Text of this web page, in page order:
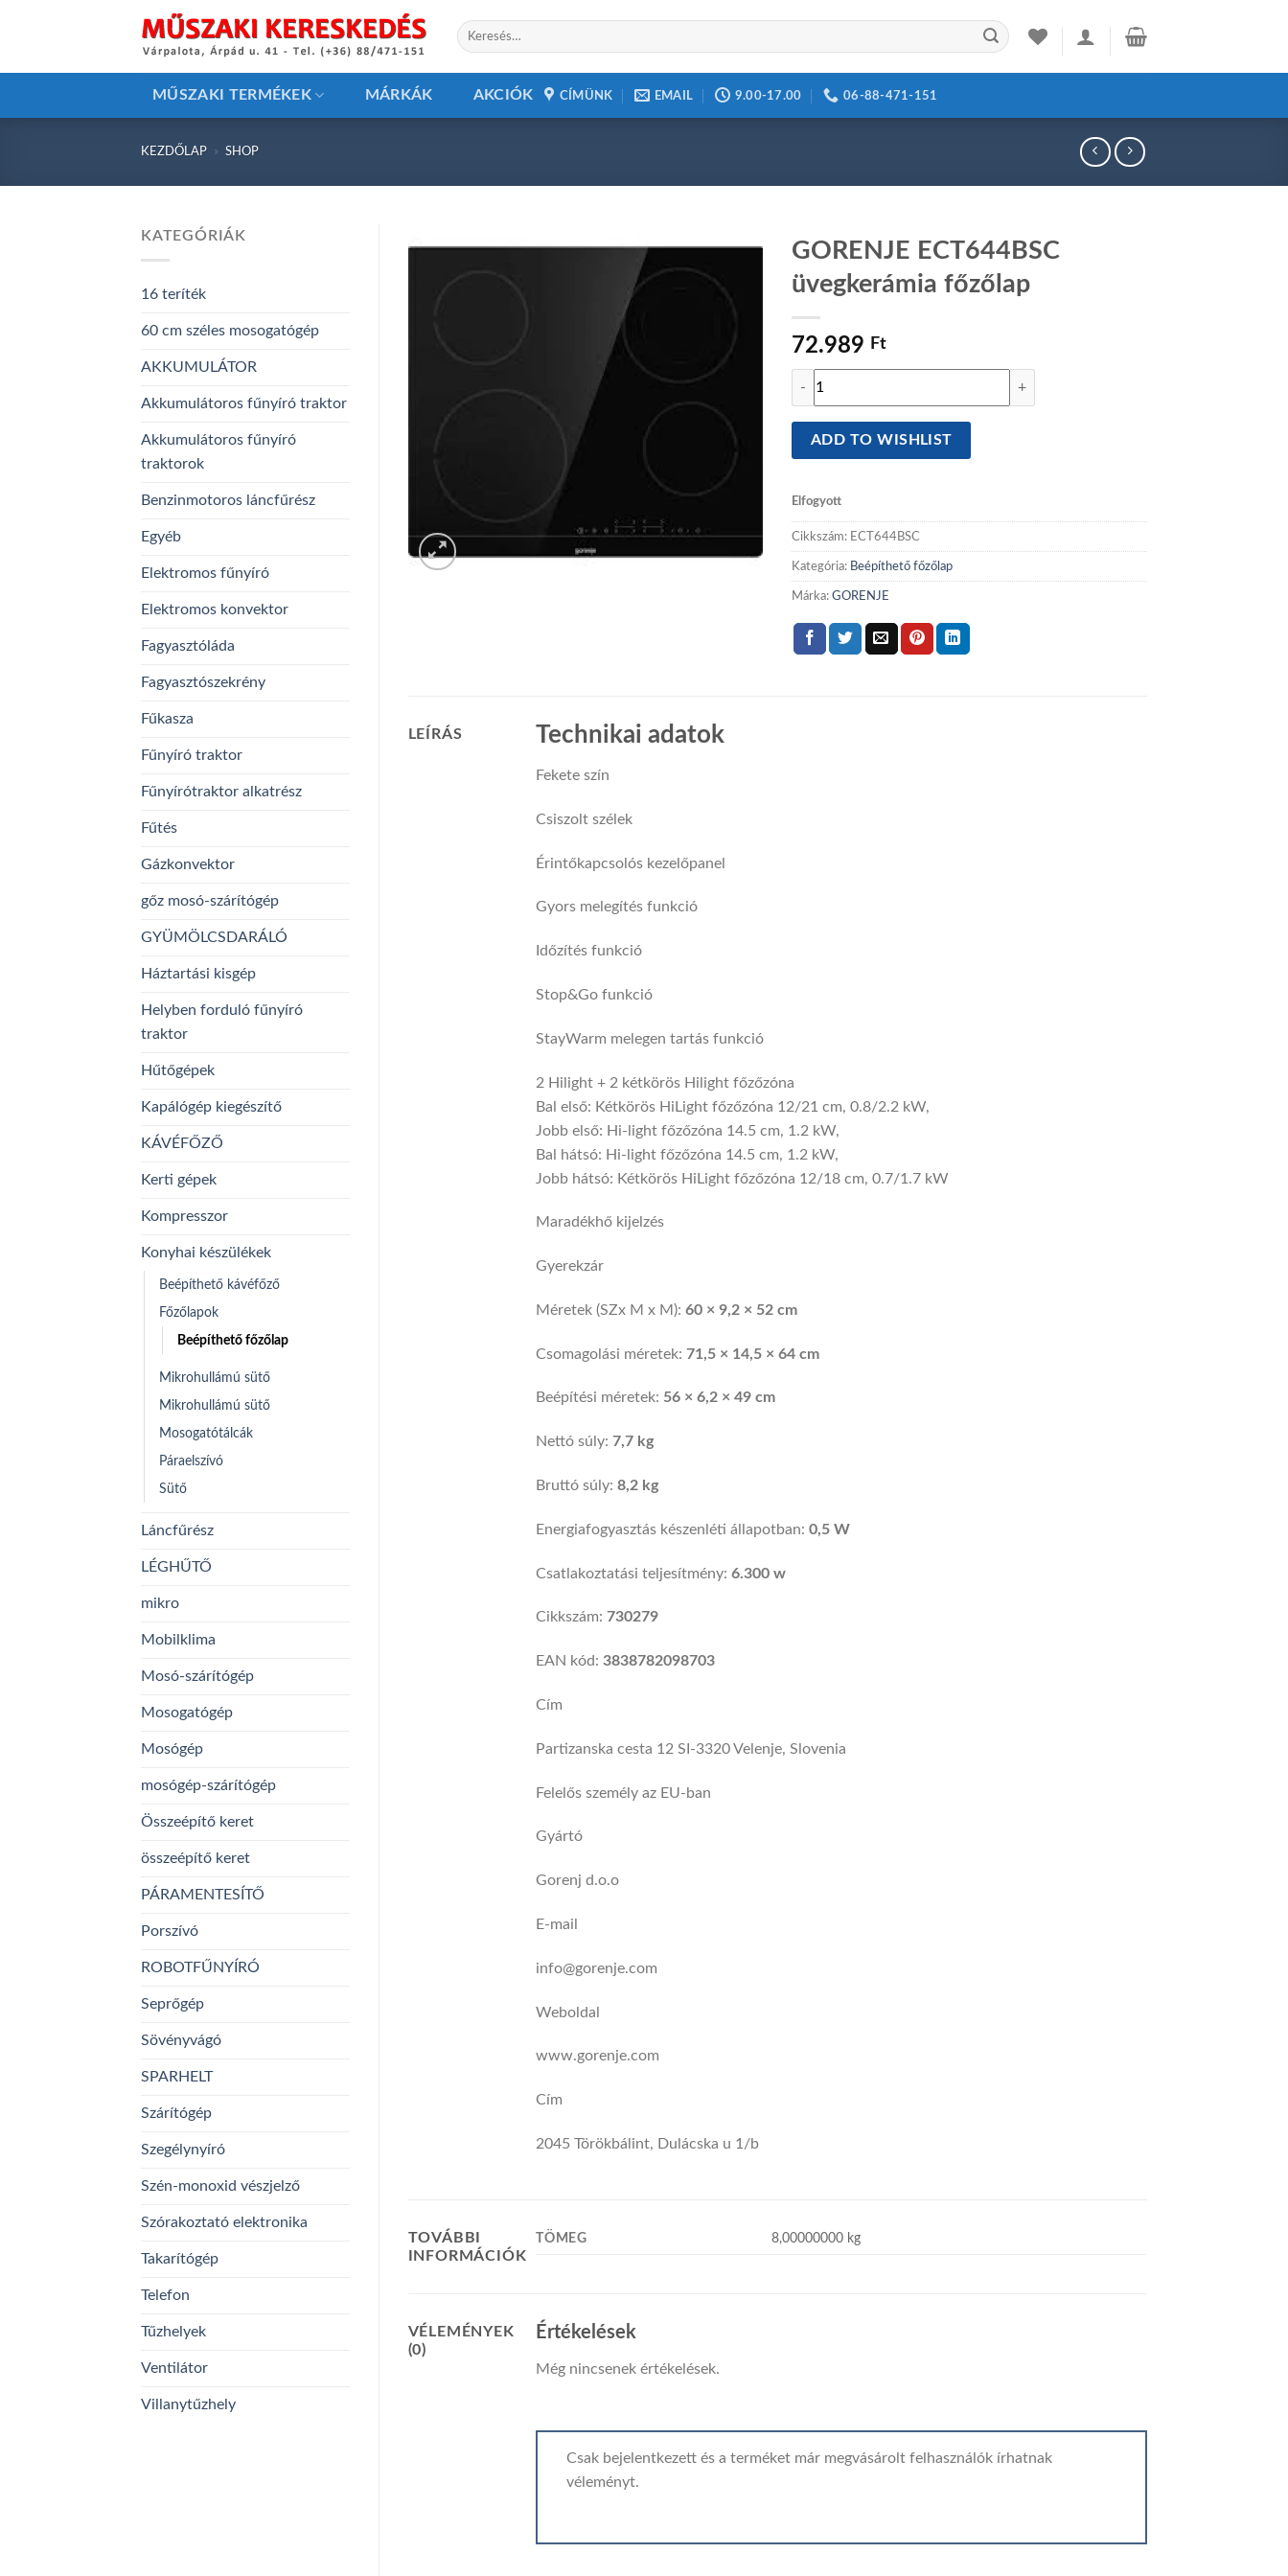
Keresés
a
MŰSZAKI TERMÉKEK MÁRKÁK AKCIÓK CÍMÜNK EMAIL 9.00-17.00 06-88-471-151
KEZDŐLAP » SHOP
KATEGÓRIÁK
16 teríték
60 cm széles mosogatógép
AKKUMULÁTOR
Akkumulátoros fűnyíró traktor
Akkumulátoros fűnyíró
traktorok
Benzinmotoros láncfűrész
Egyéb
Elektromos fűnyíró
Elektromos konvektor
Fagyasztóláda
Fagyasztószekrény
Fűkasza
Fűnyíró traktor
Fűnyírótraktor alkatrész
Fűtés
Gázkonvektor
gőz mosó-szárítógép
GYÜMÖLCSDARÁLÓ
Háztartási kisgép
Helyben forduló fűnyíró
traktor
Hűtőgépek
Kapálógép kiegészítő
KÁVÉFŐZŐ
Kerti gépek
Kompresszor
Konyhai készülékek
Beépíthető kávéfőző
Főzőlapok
Beépíthető főzőlap
Mikrohullámú sütő
Mikrohullámú sütő
Mosogatótálcák
Páraelszívó
Sütő
Láncfűrész
LÉGHŰTŐ
mikro
Mobilklima
Mosó-szárítógép
Mosogatógép
Mosógép
mosógép-szárítógép
Összeépítő keret
összeépítő keret
PÁRAMENTESÍTŐ
Porszívó
ROBOTFŰNYÍRÓ
Seprőgép
Sövényvágó
SPARHELT
Szárítógép
Szegélynyíró
Szén-monoxid vészjelző
Szórakoztató elektronika
Takarítógép
Telefon
Tűzhelyek
Ventilátor
Villanytűzhely
wishlist
GORENJE ECT644BSC
üvegkerámia főzőlap
72.989 Ft
GORENJE ECT644BSC üvegkerámia főzőlap mennyiség
ADD TO WISHLIST
Elfogyott
Cikkszám: ECT644BSC
Kategória: Beépíthető főzőlap
Márka:GORENJE
LEÍRÁS Technikai adatok
Fekete szín
Csiszolt szélek
Érintőkapcsolós kezelőpanel
Gyors melegítés funkció
Időzítés funkció
Stop&Go funkció
StayWarm melegen tartás funkció
2 Hilight + 2 kétkörös Hilight főzőzóna
Bal első: Kétkörös HiLight főzőzóna 12/21 cm, 0.8/2.2 kW,
Jobb első: Hi-light főzőzóna 14.5 cm, 1.2 kW,
Bal hátsó: Hi-light főzőzóna 14.5 cm, 1.2 kW,
Jobb hátsó: Kétkörös HiLight főzőzóna 12/18 cm, 0.7/1.7 kW
Maradékhő kijelzés
Gyerekzár
Méretek (SZx M x M):60 × 9,2 × 52 cm
Csomagolási méretek:71,5 × 14,5 × 64 cm
Beépítési méretek: 56 × 6,2 × 49 cm
Nettó súly:7,7 kg
Bruttó súly:8,2 kg
Energiafogyasztás készenléti állapotban:0,5 W
Csatlakoztatási teljesítmény:6.300 w
Cikkszám:730279
EAN kód:3838782098703
Cím
Partizanska cesta 12 SI-3320 Velenje, Slovenia
Felelős személy az EU-ban
Gyártó
Gorenj d.o.o
E-mail
info@gorenje.com
Weboldal
www.gorenje.com
Cím
2045 Törökbálint, Dulácska u 1/b
TOVÁBBI
INFORMÁCIÓK
TÖMEG 8,00000000 kg
VÉLEMÉNYEK
(0)
Értékelések
Még nincsenek értékelések.
Csak bejelentkezett és a terméket már megvásárolt felhasználók írhatnak
véleményt.